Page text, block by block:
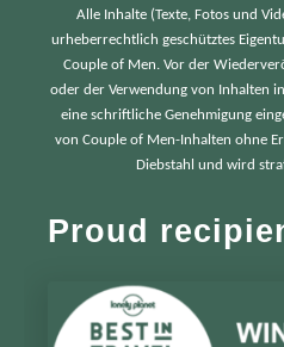
Alle Inhalte (Texte, Fotos und
urheberrechtlich geschütztes
Couple of Men. Vor der
oder der Verwendung von Inhalten
eine schriftliche Genehmigung
von Couple of Men-Inhalten ohne
Diebstahl und wird
Proud